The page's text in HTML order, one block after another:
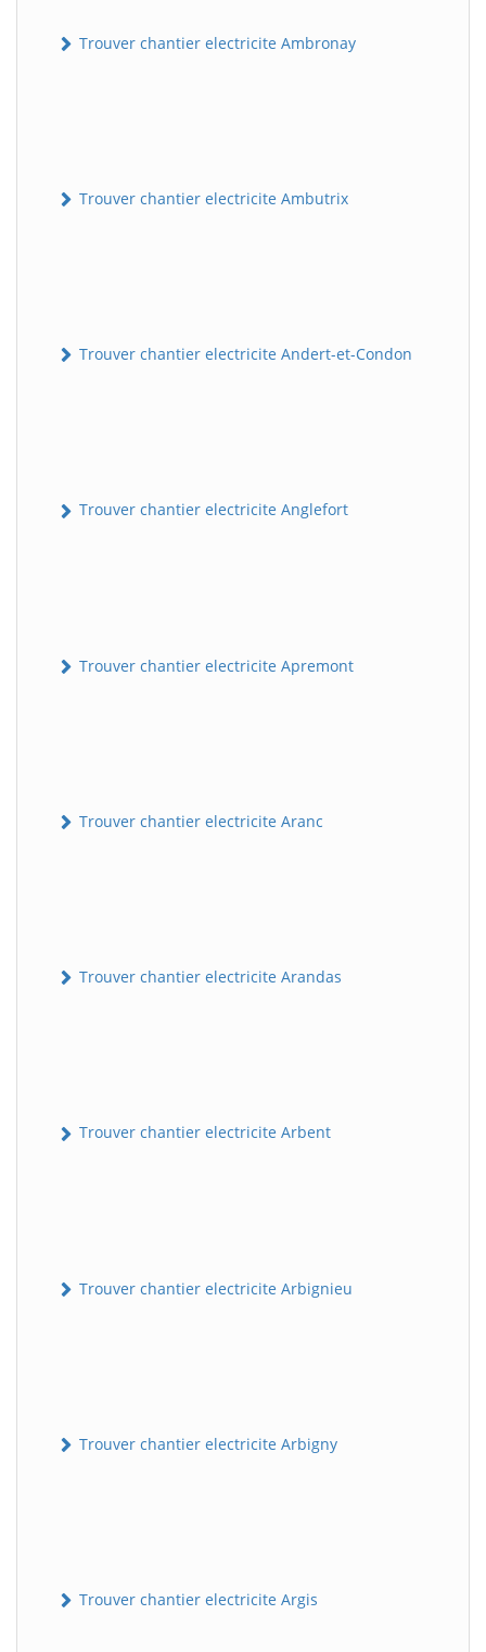
Trouver chantier electricite Ambronay
Trouver chantier electricite Ambutrix
Trouver chantier electricite Andert-et-Condon
Trouver chantier electricite Anglefort
Trouver chantier electricite Apremont
Trouver chantier electricite Aranc
Trouver chantier electricite Arandas
Trouver chantier electricite Arbent
Trouver chantier electricite Arbignieu
Trouver chantier electricite Arbigny
Trouver chantier electricite Argis